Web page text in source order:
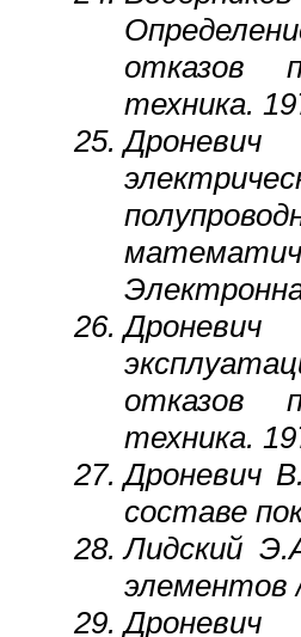
отказов
техника.
отказов
техника.
Дроневич
составе
Лидский
элементов